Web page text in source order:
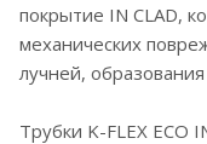
покрытие IN CLAD,
механических
лучней,
Трубки K-FLEX ECO